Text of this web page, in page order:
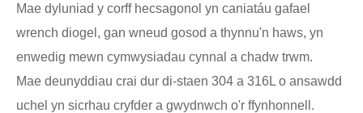
Mae dyluniad y corff hecsagonol yn caniatáu gafael
wrench diogel, gan wneud gosod a thynnu'n haws, yn
enwedig mewn cymwysiadau cynnal a chadw trwm.
Mae deunyddiau crai dur di-staen 304 a 316L o ansawdd
uchel yn sicrhau cryfder a gwydnwch o'r ffynhonnell.